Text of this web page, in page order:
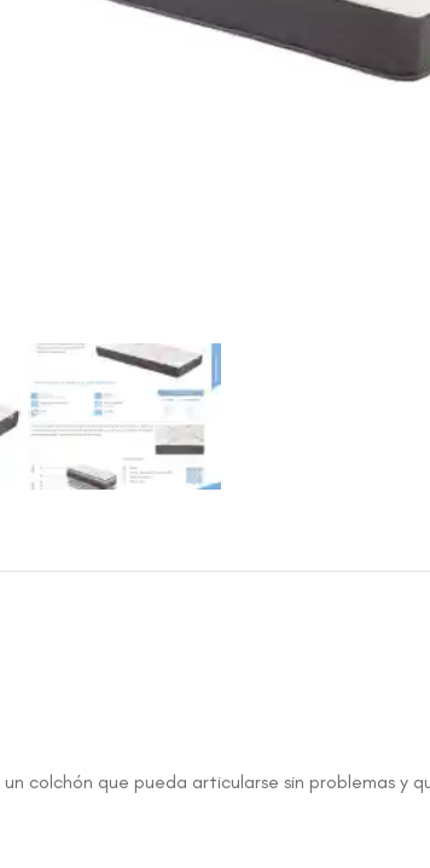
un colchón que pueda articularse sin problemas